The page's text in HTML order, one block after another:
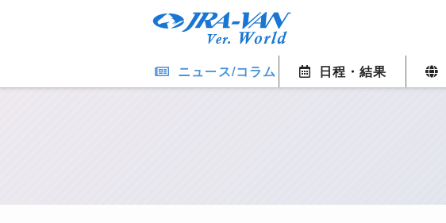
ニュース/コラム 日程・結果